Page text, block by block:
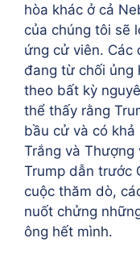
hòa khác ở cả
của chúng tôi sẽ
ứng cử viên. Các
đang từ chối ủng
theo bất kỳ
thể thấy rằng
bầu cử và có khả
Trắng và Thượng
Trump dẫn trước
cuộc thăm dò,
nuốt chửng
ông hết mình.